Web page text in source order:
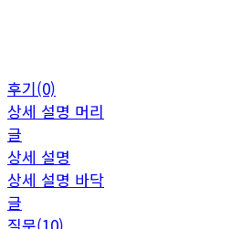
후기(0)
상세 설명 머리
글
상세 설명
상세 설명 바닥
글